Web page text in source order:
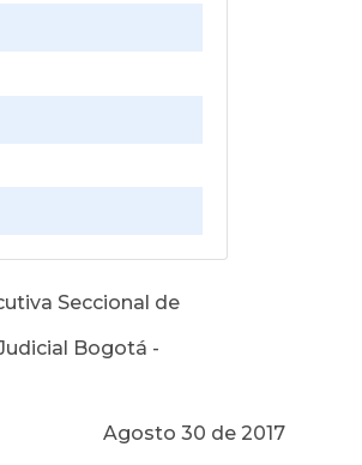
Seccional de
Bogotá -
Agosto 30 de 2017